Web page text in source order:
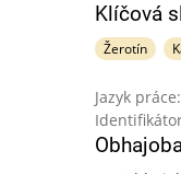
Klíčová
Žerotín
Jazyk